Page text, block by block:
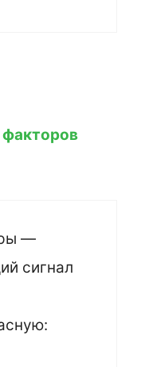
факторов
—
сигнал